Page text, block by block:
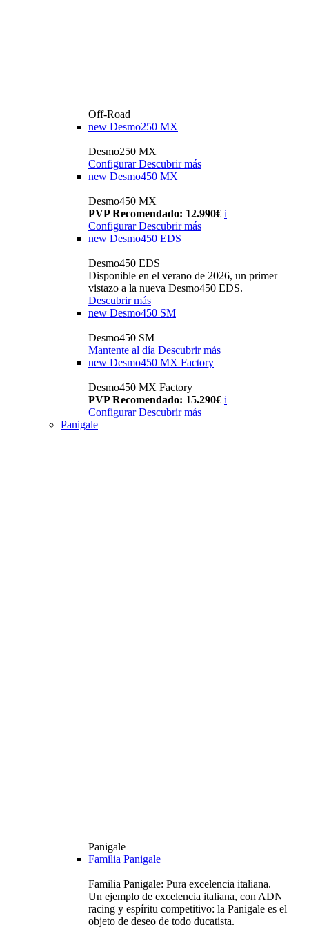
Off-Road
new Desmo250 MX
Desmo250 MX
Configurar Descubrir más
new Desmo450 MX
Desmo450 MX
PVP Recomendado: 12.990€ i
Configurar Descubrir más
new Desmo450 EDS
Desmo450 EDS
Disponible en el verano de 2026, un primer
vistazo a la nueva Desmo450 EDS.
Descubrir más
new Desmo450 SM
Desmo450 SM
Mantente al día Descubrir más
new Desmo450 MX Factory
Desmo450 MX Factory
PVP Recomendado: 15.290€ i
Configurar Descubrir más
Panigale
Panigale
Familia Panigale
Familia Panigale: Pura excelencia italiana.
Un ejemplo de excelencia italiana, con ADN
racing y espíritu competitivo: la Panigale es el
objeto de deseo de todo ducatista.